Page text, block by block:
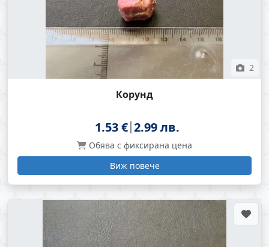
2
Корунд
1.53 € 2.99 лв.
Обява с фиксирана цена
Виж повече